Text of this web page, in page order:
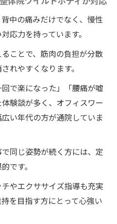
中の痛みだけでなく、慢性
応力を持っています。
ことで、筋肉の負担が分散
れやすくなります。
で楽になった」「腰痛が嘘
験談が多く、オフィスワー
い年代の方が通院していま
同じ姿勢が続く方には、定
です。
やエクササイズ指導も充実
を目指す方にとって心強い